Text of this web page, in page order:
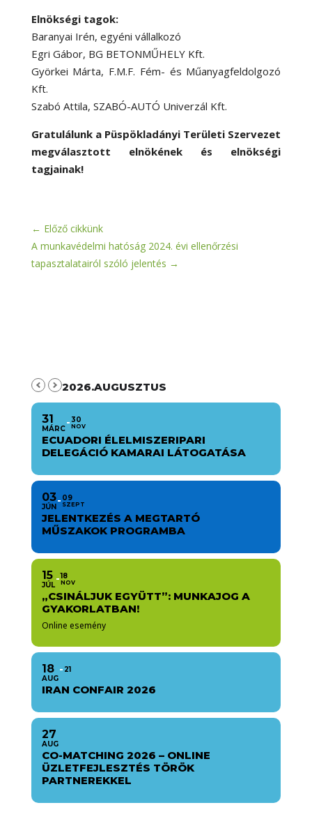
Elnökségi tagok:
Baranyai Irén, egyéni vállalkozó
Egri Gábor, BG BETONMŰHELY Kft.
Györkei Márta, F.M.F. Fém- és Műanyagfeldolgozó
Kft.
Szabó Attila, SZABÓ-AUTÓ Univerzál Kft.
Gratulálunk a Püspökladányi Területi Szervezet
megválasztott elnökének és elnökségi
tagjainak!
← Előző cikkünk
A munkavédelmi hatóság 2024. évi ellenőrzési
tapasztalatairól szóló jelentés →
2026.AUGUSZTUS
31
MÁRC
30
NOV
ECUADORI ÉLELMISZERIPARI
DELEGÁCIÓ KAMARAI LÁTOGATÁSA
03
JÚN
09
SZEPT
JELENTKEZÉS A MEGTARTÓ
MŰSZAKOK PROGRAMBA
15
JÚL
18
NOV
„CSINÁLJUK EGYÜTT”: MUNKAJOG A
GYAKORLATBAN!
Online esemény
18
AUG
21
IRAN CONFAIR 2026
27
AUG
CO-MATCHING 2026 – ONLINE
ÜZLETFEJLESZTÉS TÖRÖK
PARTNEREKKEL